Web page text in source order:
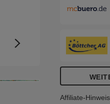
Affiliate-Hinweis